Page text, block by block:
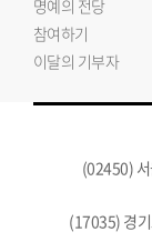
명예의 전당
참여하기
이달의 기부자
(02450)
(17035) 경